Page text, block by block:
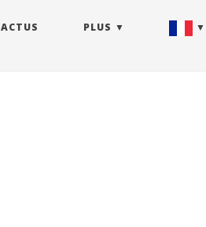
ACTUS PLUS